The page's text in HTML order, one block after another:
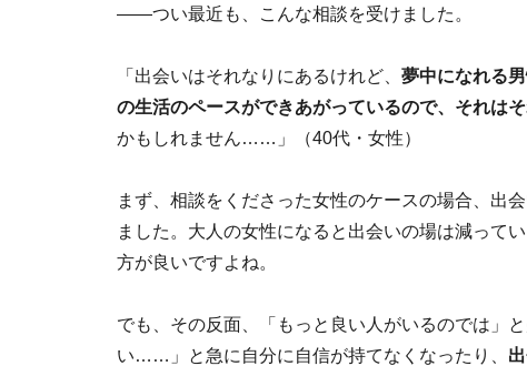
――つい最近も、こんな相談を受けました。
「出会いはそれなりにあるけれど、 夢中になれる
の生活のペースができあがっているので、 それは
かもしれません……」（40代・女性）
まず、相談をくださった女性のケースの場合、出
ました。大人の女性になると出会いの場は減って
方が良いですよね。
でも、その反面、「もっと良い人がいるのでは」
い……」と急に自分に自信が持てなくなったり、